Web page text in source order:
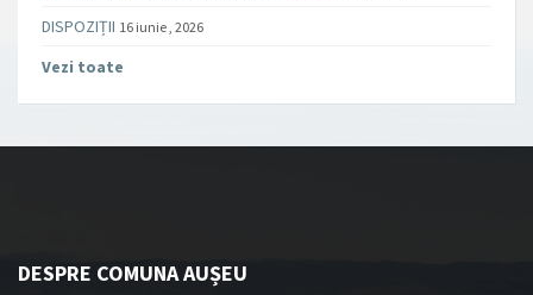
DISPOZIȚII 16 iunie , 2026
Vezi toate
DESPRE COMUNA AUȘEU